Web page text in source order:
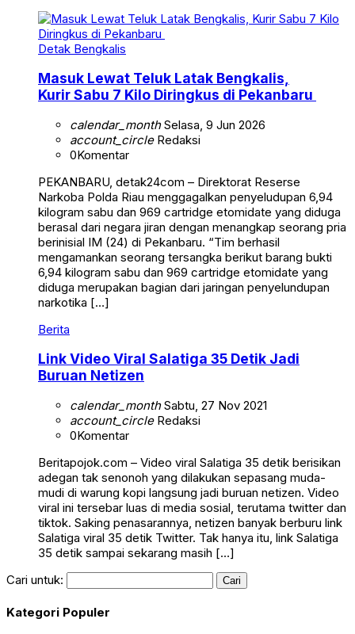
Detak Bengkalis
Masuk Lewat Teluk Latak Bengkalis,
Kurir Sabu 7 Kilo Diringkus di Pekanbaru
calendar_monthSelasa, 9 Jun 2026
account_circleRedaksi
0Komentar
PEKANBARU, detak24com – Direktorat Reserse
Narkoba Polda Riau menggagalkan penyeludupan 6,94
kilogram sabu dan 969 cartridge etomidate yang diduga
berasal dari negara jiran dengan menangkap seorang pria
berinisial IM (24) di Pekanbaru. “Tim berhasil
mengamankan seorang tersangka berikut barang bukti
6,94 kilogram sabu dan 969 cartridge etomidate yang
diduga merupakan bagian dari jaringan penyelundupan
narkotika […]
Berita
Link Video Viral Salatiga 35 Detik Jadi
Buruan Netizen
calendar_monthSabtu, 27 Nov 2021
account_circleRedaksi
0Komentar
Beritapojok.com – Video viral Salatiga 35 detik berisikan
adegan tak senonoh yang dilakukan sepasang muda-
mudi di warung kopi langsung jadi buruan netizen. Video
viral ini tersebar luas di media sosial, terutama twitter dan
tiktok. Saking penasarannya, netizen banyak berburu link
Salatiga viral 35 detik Twitter. Tak hanya itu, link Salatiga
35 detik sampai sekarang masih […]
Cari untuk:
Kategori Populer